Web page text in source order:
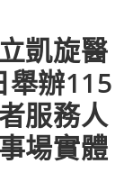
凱旋醫
舉辦115
服務人
場實體